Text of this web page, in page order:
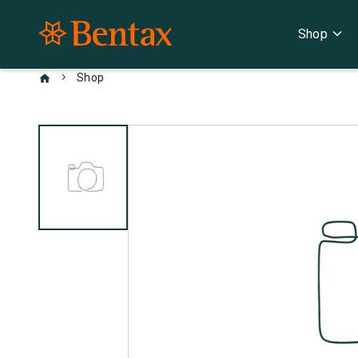
Shop expand_more
chevron_right Shop